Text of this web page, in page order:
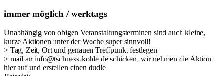
immer möglich / werktags
Unabhängig von obigen Veranstaltungsterminen sind auch kleine,
kurze Aktionen unter der Woche super sinnvoll!
> Tag, Zeit, Ort und genauen Treffpunkt festlegen
> mail an info@tschuess-kohle.de schicken, wir nehmen die Aktion
hier auf und erstellen einen dudle